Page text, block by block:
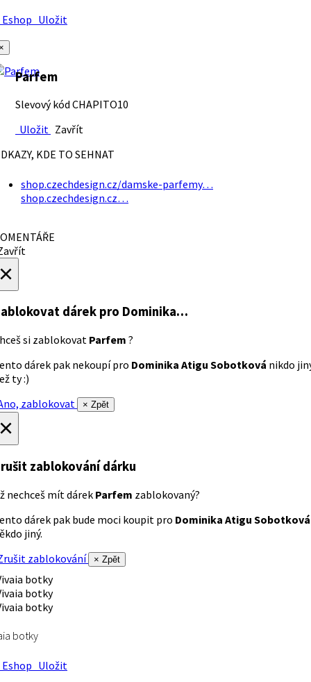
Uložit
Parfem
Slevový kód CHAPITO10
Uložit Zavřít
KDE TO SEHNAT
shop.czechdesign.cz/damske-parfemy…
shop.czechdesign.cz…
dárek pro Dominika…
si zablokovat Parfem ?
dárek pak nekoupí pro Dominika Atigu Sobotková nikdo
ty :)
zablokovat
× Zpět
zablokování dárku
nechceš mít dárek Parfem zablokovaný?
dárek pak bude moci koupit pro Dominika Atigu Sobotková
jiný.
zablokování
× Zpět
botky
Uložit